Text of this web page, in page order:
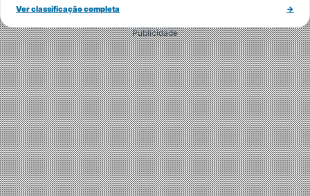
Ver classificação completa →
Publicidade